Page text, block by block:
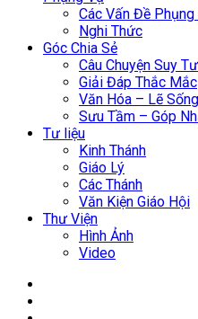
Các Vấn Đề Phụng
Nghi Thức
Góc Chia Sẻ
Câu Chuyện Suy Tư
Giải Đáp Thắc Mắc
Văn Hóa – Lẽ Sống
Sưu Tầm – Góp
Tư liệu
Kinh Thánh
Giáo Lý
Các Thánh
Văn Kiện Giáo Hội
Thư Viện
Hình Ảnh
Video